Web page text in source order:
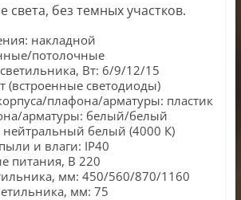
света, без темных участков.
накладной
потолочные
Вт: 6/9/12/15
(встроенные светодиоды)
плафона/арматуры: пластик
арматуры: белый/белый
нейтральный белый (4000 К)
и влаги: IP40
питания, В 220
мм: 450/560/870/1160
мм: 75